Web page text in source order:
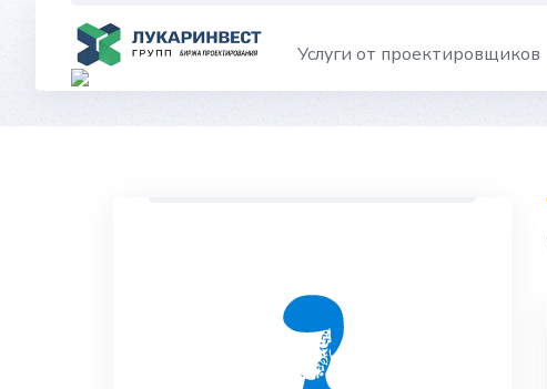
Услуги от проектировщиков